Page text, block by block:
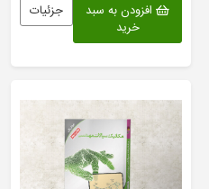
افزودن به سبد
خرید
جزئیات